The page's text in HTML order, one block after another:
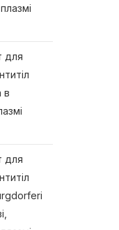
для
в
для